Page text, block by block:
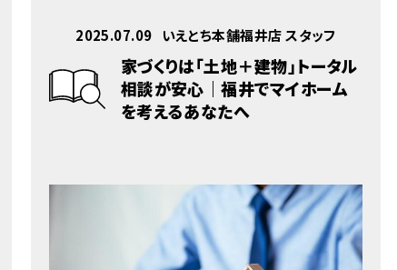
2025.07.09 いえとち本舗福井店 スタッフ
家づくりは「土地＋建物」トータル
相談が安心｜福井でマイホーム
を考えるあなたへ